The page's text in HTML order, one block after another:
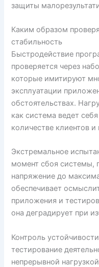
защиты
Каким образом
стабильность
Быстродействие
проверяется через
которые имитируют
эксплуатации
обстоятельствах.
как система ведет
количестве клиентов и
Экстремальное
момент сбоя системы,
напряжение до
обеспечивает
приложения и
она деградирует при
Контроль
тестирование
непрерывной